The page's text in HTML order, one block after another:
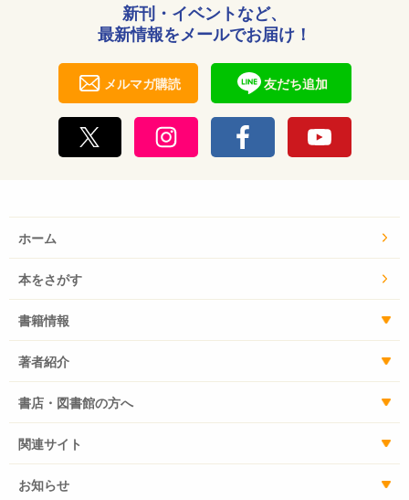
新刊・イベントなど、
最新情報をメールでお届け！
メルマガ購読 友だち追加
ホーム
本をさがす
書籍情報
著者紹介
書店・図書館の方へ
関連サイト
お知らせ